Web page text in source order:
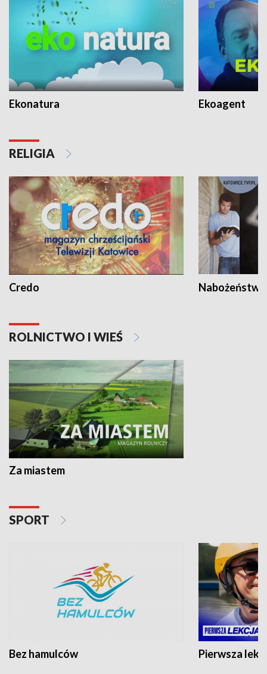
Ekonatura Ekoagent
RELIGIA
Credo
ROLNICTWO I WIEŚ
Za miastem
SPORT
Bez hamulców Pierwsza